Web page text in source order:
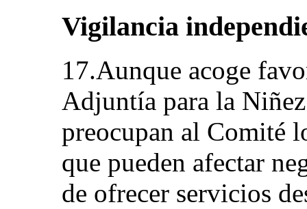
Vigilancia
17.Aunque acoge
Adjuntía para la
preocupan al Comité
que pueden afectar
de ofrecer servicios